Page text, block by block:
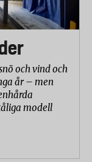
och vind och
år – men
modell